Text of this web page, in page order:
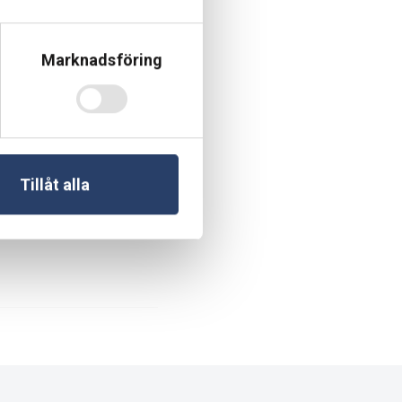
Marknadsföring
Tillåt alla
med Husqvarna
(kan skilja sig vid